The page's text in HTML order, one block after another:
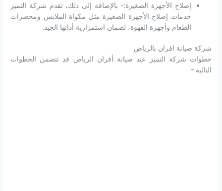
إصلاح الأجهزة الصغيرة:- بالإضافة إلى ذلك، تقدم شركة التميز
خدمات إصلاح الأجهزة الصغيرة مثل مكواة الملابس ومحضرات
الطعام وأجهزة القهوة، لضمان استمرارية أدائها الجيد.
شركة صيانة افران بالرياض
خطوات شركة التميز عند صيانة أفران الرياض قد تتضمن الخطوات
التالية:-